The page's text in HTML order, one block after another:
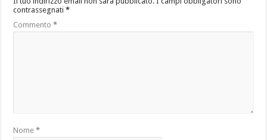
contrassegnati*
Commento*
Nome*